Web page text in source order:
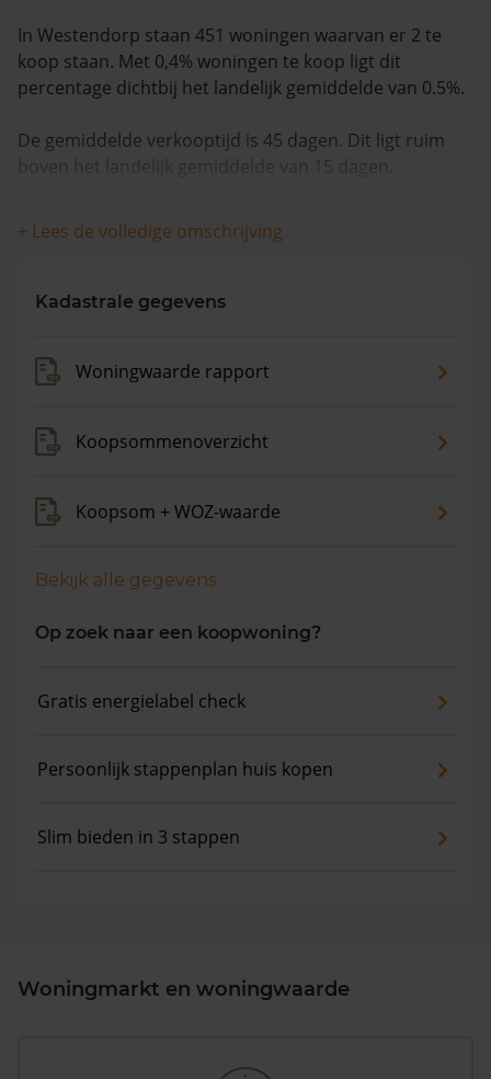
In Westendorp staan 451 woningen waarvan er 2 te
koop staan. Met 0,4% woningen te koop ligt dit
percentage dichtbij het landelijk gemiddelde van 0.5%.
De gemiddelde verkooptijd is 45 dagen. Dit ligt ruim
boven het landelijk gemiddelde van 15 dagen.
De gemiddelde huizenprijs is €305.000. De gemiddelde
vraagprijs is €305.000. In de afgelopen 12 maanden is
+ Lees de volledige omschrijving
Kadastrale gegevens
Woningwaarde rapport
Koopsommenoverzicht
Koopsom + WOZ-waarde
Bekijk alle gegevens
Op zoek naar een koopwoning?
Gratis energielabel check
Persoonlijk stappenplan huis kopen
Slim bieden in 3 stappen
Woningmarkt en woningwaarde